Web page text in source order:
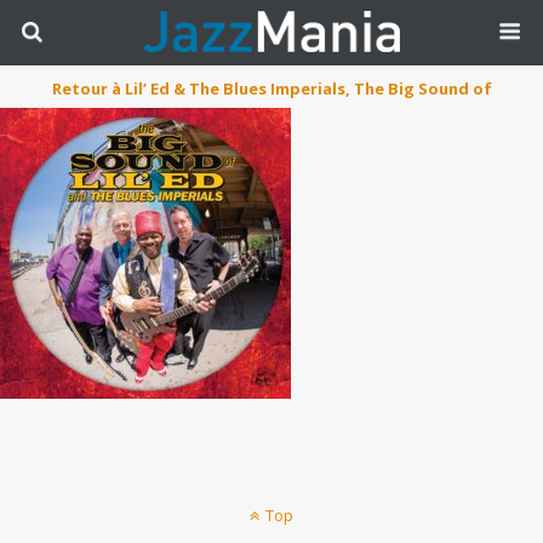
Retour à Lil’ Ed & The Blues Imperials, The Big Sound of
Top